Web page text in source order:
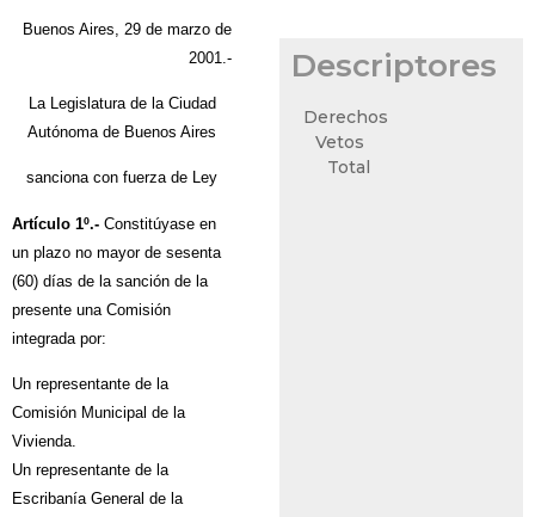
Buenos Aires, 29 de marzo de
2001.-
La Legislatura de la Ciudad
Autónoma de Buenos Aires
sanciona con fuerza de Ley
Artículo 1º.- Constitúyase en
un plazo no mayor de sesenta
(60) días de la sanción de la
presente una Comisión
integrada por:
Un representante de la
Comisión Municipal de la
Vivienda.
Un representante de la
Escribanía General de la
Descriptores
Derechos
Vetos
Total